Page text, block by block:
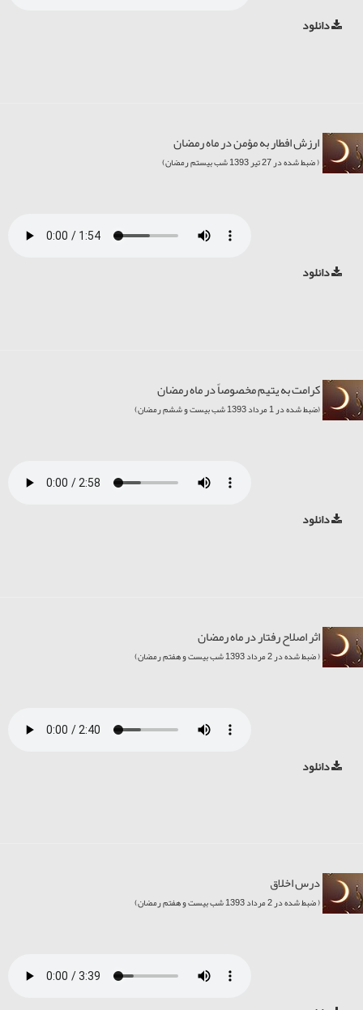
دانلود
ارزش افطار به مؤمن در ماه رمضان
( ضبط شده در 27 تیر 1393 شب بیستم رمضان)
دانلود
کرامت به یتیم مخصوصاً در ماه رمضان
(ضبط شده در 1 مرداد 1393 شب بیست و ششم رمضان)
دانلود
اثر اصلاح رفتار در ماه رمضان
( ضبط شده در 2 مرداد 1393 شب بیست و هفتم رمضان)
دانلود
درس اخلاق
( ضبط شده در 2 مرداد 1393 شب بیست و هفتم رمضان)